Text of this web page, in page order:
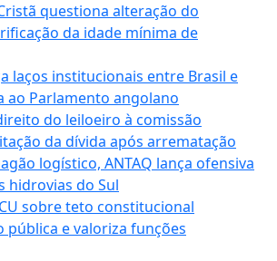
questiona alteração do
da idade mínima de
laços institucionais entre Brasil e
ao Parlamento angolano
do leiloeiro à comissão
da dívida após arrematação
logístico, ANTAQ lança ofensiva
hidrovias do Sul
sobre teto constitucional
pública e valoriza funções